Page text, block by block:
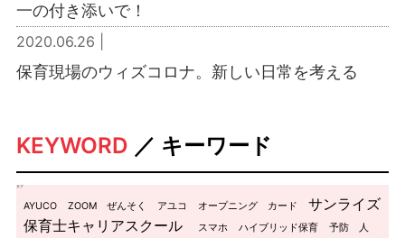
一の付き添いで！
2020.06.26 |
保育現場のウィズコロナ。新しい日常を考える
KEYWORD ／ キーワード
タグ
AYUCO ZOOM ぜんそく アユコ オープニング カード
サンライズ
保育士キャリアスクール
スマホ ハイブリッド保育 予防 人